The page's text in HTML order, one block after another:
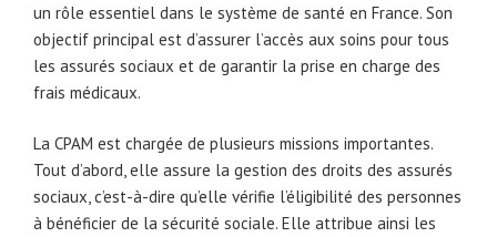
un rôle essentiel dans le système de santé en France. Son
objectif principal est d’assurer l’accès aux soins pour tous
les assurés sociaux et de garantir la prise en charge des
frais médicaux.
La CPAM est chargée de plusieurs missions importantes.
Tout d’abord, elle assure la gestion des droits des assurés
sociaux, c’est-à-dire qu’elle vérifie l’éligibilité des personnes
à bénéficier de la sécurité sociale. Elle attribue ainsi les